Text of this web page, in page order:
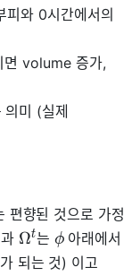
와 0시간에서의
volume 증가,
미 (실제
편향된 것으로 가정
과 Ωt는 ϕ아래에서
되는 것) 이고